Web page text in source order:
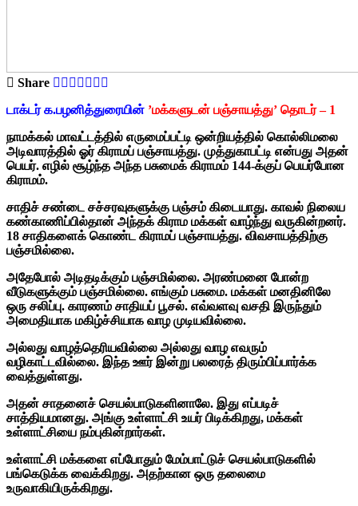
Share
டாக்டர் க.பழனித்துரையின் ’மக்களுடன் பஞ்சாயத்து’ தொடர் – 1
நாமக்கல் மாவட்டத்தில் எருமைப்பட்டி ஒன்றியத்தில் கொல்லிமலை
அடிவாரத்தில் ஓர் கிராமப் பஞ்சாயத்து. முத்துகாபட்டி என்பது அதன்
பெயர். எழில் சூழ்ந்த அந்த பசுமைக் கிராமம் 144-க்குப் பெயர்போன
கிராமம்.
சாதிச் சண்டை சச்சரவுகளுக்கு பஞ்சம் கிடையாது. காவல் நிலைய
கண்காணிப்பில்தான் அந்தக் கிராம மக்கள் வாழ்ந்து வருகின்றனர்.
18 சாதிகளைக் கொண்ட கிராமப் பஞ்சாயத்து. விவசாயத்திற்கு
பஞ்சமில்லை.
அதேபோல் அடிதடிக்கும் பஞ்சமில்லை. அரண்மனை போன்ற
வீடுகளுக்கும் பஞ்சமில்லை. எங்கும் பசுமை. மக்கள் மனதினிலே
ஒரு சலிப்பு. காரணம் சாதியப் பூசல். எவ்வளவு வசதி இருந்தும்
அமைதியாக மகிழ்ச்சியாக வாழ முடியவில்லை.
அல்லது வாழத்தெரியவில்லை அல்லது வாழ எவரும்
வழிகாட்டவில்லை. இந்த ஊர் இன்று பலரைத் திரும்பிப்பார்க்க
வைத்துள்ளது.
அதன் சாதனைச் செயல்பாடுகளினாலே. இது எப்படிச்
சாத்தியமானது. அங்கு உள்ளாட்சி உயர் பிடிக்கிறது, மக்கள்
உள்ளாட்சியை நம்புகின்றார்கள்.
உள்ளாட்சி மக்களை எப்போதும் மேம்பாட்டுச் செயல்பாடுகளில்
பங்கெடுக்க வைக்கிறது. அதற்கான ஒரு தலைமை
உருவாகியிருக்கிறது.